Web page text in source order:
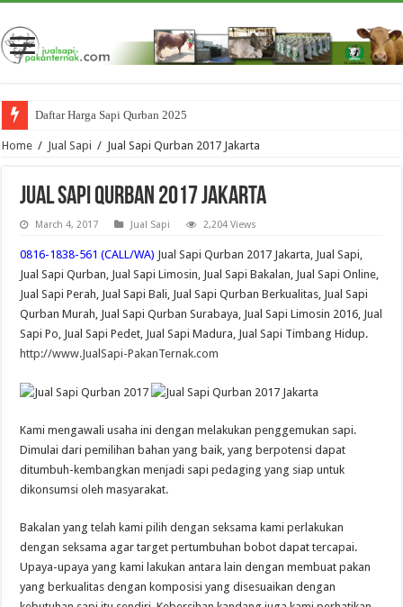
Daftar Harga Sapi Qurban 2025
Home / Jual Sapi / Jual Sapi Qurban 2017 Jakarta
Jual Sapi Qurban 2017 Jakarta
March 4, 2017 Jual Sapi 2,204 Views
0816-1838-561 (CALL/WA) Jual Sapi Qurban 2017 Jakarta, Jual Sapi,
Jual Sapi Qurban, Jual Sapi Limosin, Jual Sapi Bakalan, Jual Sapi Online,
Jual Sapi Perah, Jual Sapi Bali, Jual Sapi Qurban Berkualitas, Jual Sapi
Qurban Murah, Jual Sapi Qurban Surabaya, Jual Sapi Limosin 2016, Jual
Sapi Po, Jual Sapi Pedet, Jual Sapi Madura, Jual Sapi Timbang Hidup.
http://www.JualSapi-PakanTernak.com
Kami mengawali usaha ini dengan melakukan penggemukan sapi.
Dimulai dari pemilihan bahan yang baik, yang berpotensi dapat
ditumbuh-kembangkan menjadi sapi pedaging yang siap untuk
dikonsumsi oleh masyarakat.
Bakalan yang telah kami pilih dengan seksama kami perlakukan
dengan seksama agar target pertumbuhan bobot dapat tercapai.
Upaya-upaya yang kami lakukan antara lain dengan membuat pakan
yang berkualitas dengan komposisi yang disesuaikan dengan